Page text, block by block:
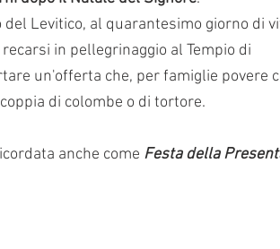
Levitico, al quarantesimo giorno di
in pellegrinaggio al Tempio di
un'offerta che, per famiglie povere
di colombe o di tortore.
anche come Festa della